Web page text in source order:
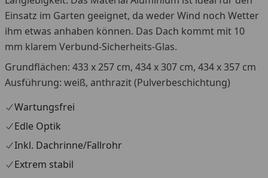
Einsatz im Garten geeignet, da weder Wind noch Wetter
ihm etwas anhaben können. Das Dach kommt mit 10
mm klarem Verbund-Sicherheits-Glas.
Grundflächen: 433 x 257 cm, 434 x 307 cm, 434 x 357 cm
Ausführung: weiß, anthrazit (Pulverbeschichtung)
Wartungsfrei
Edle Optik
Inkl. Dachrinne/Fallrohr
Extrem stabil